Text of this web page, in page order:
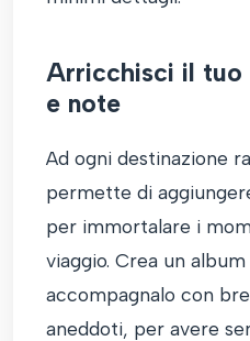
Arricchisci il
e note
Ad ogni destinazione
permette di
per immortalare i
viaggio. Crea un
accompagnalo con
aneddoti, per avere